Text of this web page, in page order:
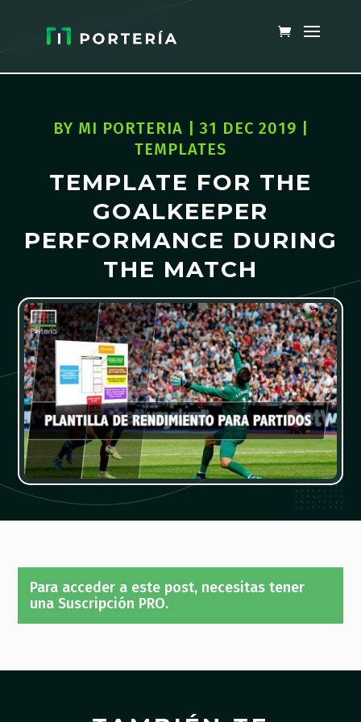
BY MI PORTERIA 31 DEC 2019
TEMPLATES
TEMPLATE FOR THE
GOALKEEPER
PERFORMANCE DURING
THE MATCH
Para acceder a este post, necesitas tener
una Suscripción PRO.